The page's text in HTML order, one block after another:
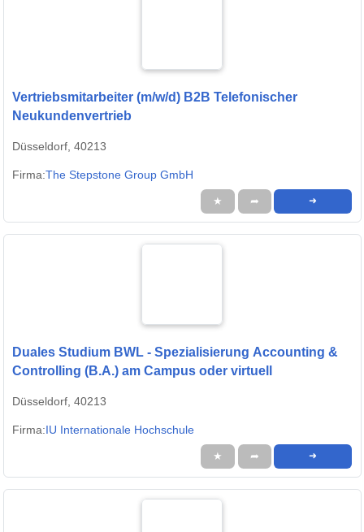
Vertriebsmitarbeiter (m/w/d) B2B Telefonischer
Neukundenvertrieb
Düsseldorf, 40213
Firma:The Stepstone Group GmbH
★ ➦ ➜
Duales Studium BWL - Spezialisierung Accounting &
Controlling (B.A.) am Campus oder virtuell
Düsseldorf, 40213
Firma:IU Internationale Hochschule
★ ➦ ➜